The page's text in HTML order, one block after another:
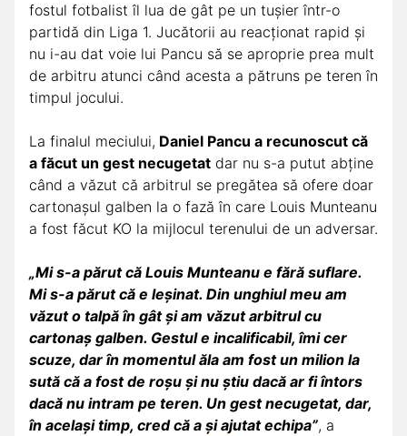
fostul fotbalist îl lua de gât pe un tușier într-o
partidă din Liga 1. Jucătorii au reacționat rapid și
nu i-au dat voie lui Pancu să se aproprie prea mult
de arbitru atunci când acesta a pătruns pe teren în
timpul jocului.
La finalul meciului, Daniel Pancu a recunoscut că
a făcut un gest necugetat dar nu s-a putut abține
când a văzut că arbitrul se pregătea să ofere doar
cartonașul galben la o fază în care Louis Munteanu
a fost făcut KO la mijlocul terenului de un adversar.
„Mi s-a părut că Louis Munteanu e fără suflare.
Mi s-a părut că e leșinat. Din unghiul meu am
văzut o talpă în gât și am văzut arbitrul cu
cartonaș galben. Gestul e incalificabil, îmi cer
scuze, dar în momentul ăla am fost un milion la
sută că a fost de roșu și nu știu dacă ar fi întors
dacă nu intram pe teren. Un gest necugetat, dar,
în același timp, cred că a și ajutat echipa”, a